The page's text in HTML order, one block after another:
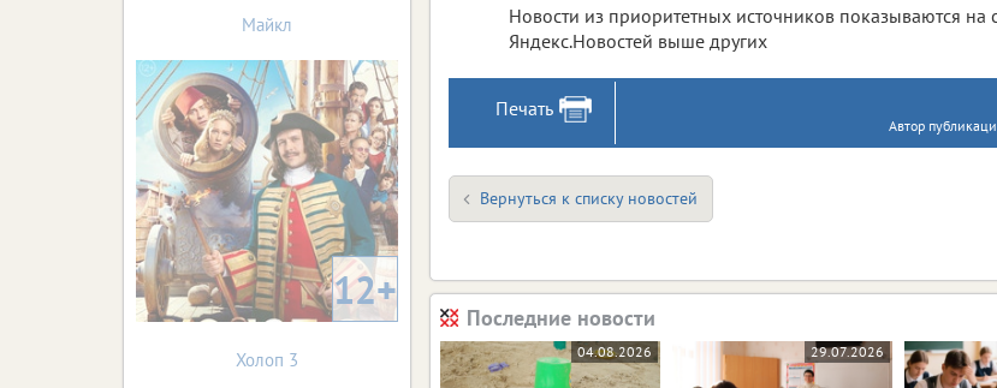
Новости из приоритетных источников показываются на
Яндекс.Новостей выше других
Печать
Автор
Вернуться к списку новостей
Последние новости
04.08.2026 29.07.2026
Майкл
12+
Холоп 3